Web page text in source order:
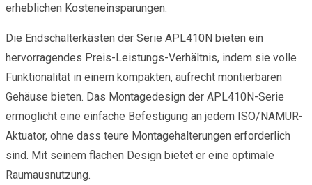
erheblichen Kosteneinsparungen.
Die Endschalterkästen der Serie APL410N bieten ein
hervorragendes Preis-Leistungs-Verhältnis, indem sie volle
Funktionalität in einem kompakten, aufrecht montierbaren
Gehäuse bieten. Das Montagedesign der APL410N-Serie
ermöglicht eine einfache Befestigung an jedem ISO/NAMUR-
Aktuator, ohne dass teure Montagehalterungen erforderlich
sind. Mit seinem flachen Design bietet er eine optimale
Raumausnutzung.